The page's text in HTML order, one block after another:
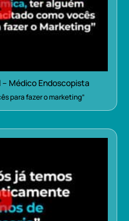
Médico Endoscopista
para fazer o marketing”